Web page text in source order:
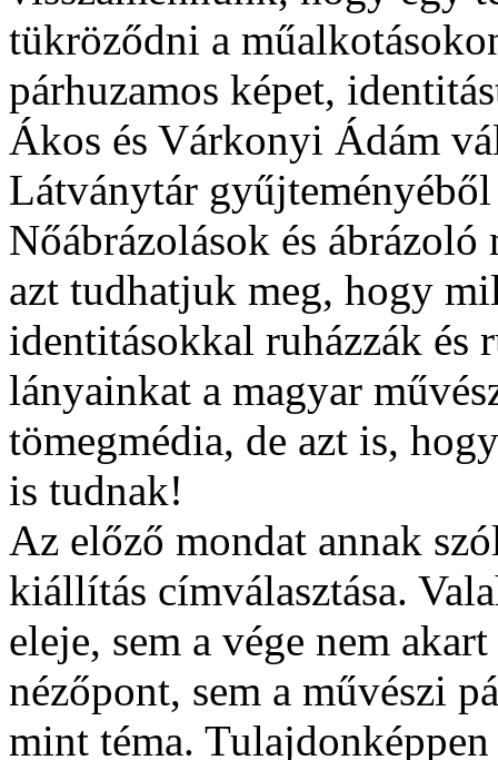
tükröződni a
párhuzamos képet,
Ákos és Várkonyi Ádám
Látványtár gyűjteményéből
Nőábrázolások és
azt tudhatjuk meg, hogy
identitásokkal ruházzák és
lányainkat a magyar
tömegmédia, de azt is,
is tudnak!
Az előző mondat annak
kiállítás címválasztása.
eleje, sem a vége nem
nézőpont, sem a művészi
mint téma.